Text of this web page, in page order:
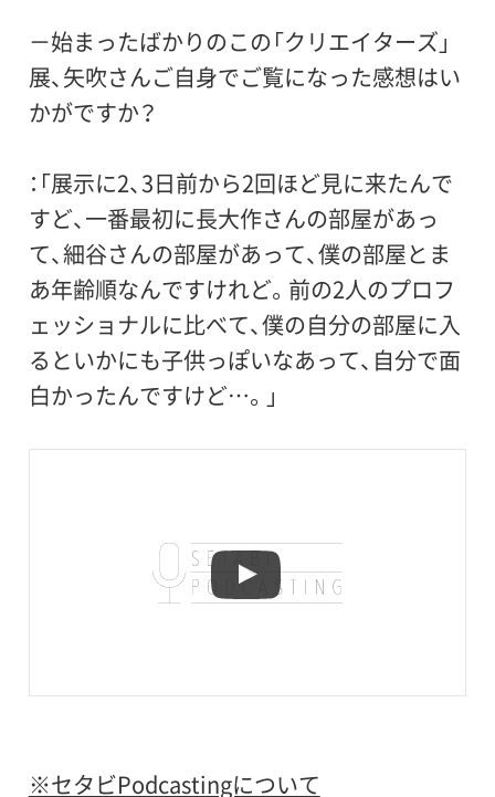
－始まったばかりのこの「クリエイターズ」
展、矢吹さんご自身でご覧になった感想はい
かがですか？
：「展示に2、3日前から2回ほど見に来たんで
すど、一番最初に長大作さんの部屋があっ
て、細谷さんの部屋があって、僕の部屋とま
あ年齢順なんですけれど。前の2人のプロフ
ェッショナルに比べて、僕の自分の部屋に入
るといかにも子供っぽいなあって、自分で面
白かったんですけど…。」
※セタビPodcastingについて